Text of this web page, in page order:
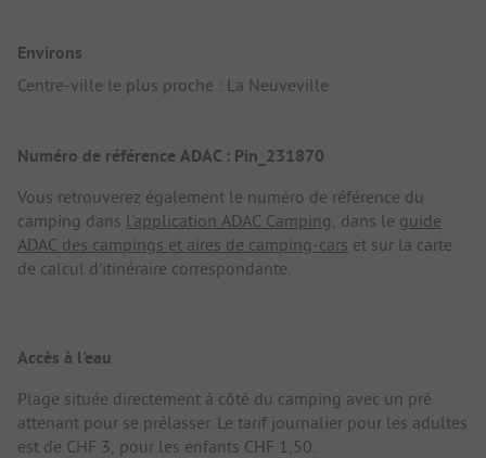
Environs
Centre-ville le plus proche : La Neuveville
Numéro de référence ADAC : Pin_231870
Vous retrouverez également le numéro de référence du
camping dans l'application ADAC Camping, dans le guide
ADAC des campings et aires de camping-cars et sur la carte
de calcul d'itinéraire correspondante.
Accès à l'eau
Plage située directement à côté du camping avec un pré
attenant pour se prélasser. Le tarif journalier pour les adultes
est de CHF 3, pour les enfants CHF 1,50.